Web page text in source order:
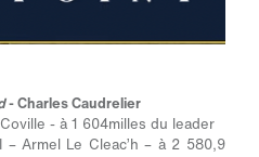
- Charles Caudrelier
- à 1 604milles du leader
– Armel Le Cleac’h – à 2 580,9